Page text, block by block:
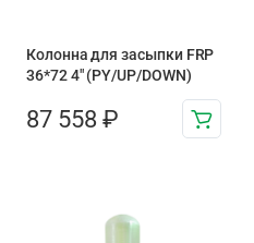
Колонна для засыпки FRP
36*72 4″ (PY/UP/DOWN)
87 558 ₽